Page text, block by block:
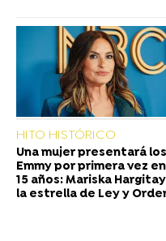
HITO HISTÓRICO
Una mujer presentará los
Emmy por primera vez en
15 años: Mariska
la estrella de Ley y